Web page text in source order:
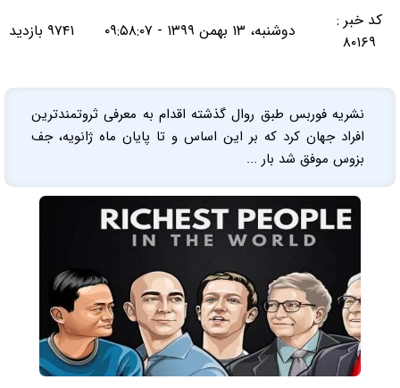
کد خبر :
۸۰۱۶۹
دوشنبه، ۱۳ بهمن ۱۳۹۹ - ۰۹:۵۸:۰۷ ۹۷۴۱ بازدید
نشریه فوربس طبق روال گذشته اقدام به معرفی ثروتمندترین
افراد جهان کرد که بر این اساس و تا پایان ماه ژانویه، جف
بزوس موفق شد بار ...